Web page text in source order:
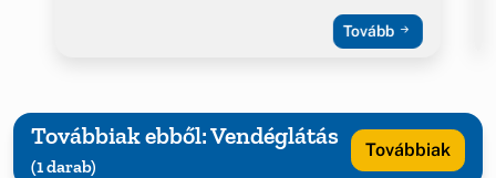
Tovább
Továbbiak ebből: Vendéglátás
(1 darab)
Továbbiak